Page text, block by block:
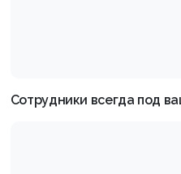
Сотрудники всегда под